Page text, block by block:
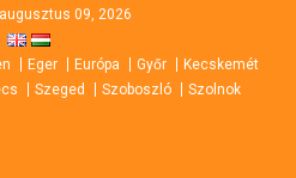
09, 2026
Eger Európa Győr
Kecskemét
Szeged Szoboszló Szolnok